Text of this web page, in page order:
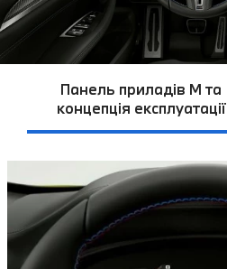
Панель приладів M та
концепція експлуатації